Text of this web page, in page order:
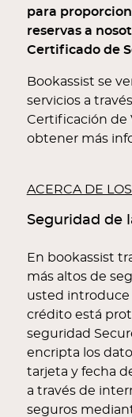
para
reservas a
Certificado de
Bookassist se
servicios a
Certificación de
obtener más
ACERCA DE
Seguridad de
En bookassist
más altos de
usted introduce
crédito está
seguridad
encripta los
tarjeta y fecha
a través de
seguros